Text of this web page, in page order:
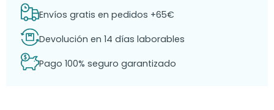
Envíos gratis en pedidos +65€
Devolución en 14 días laborables
Pago 100% seguro garantizado